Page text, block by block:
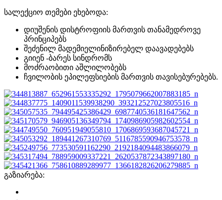
სალექციო თემები ეხებოდა:
დიუშენის დისტროფიის მართვის თანამედროვე
პრინციპებს
შეძენილ მადემიელინიზირებელ დაავადებებს
გიიენ -ბარეს სინდრომს
მოძრაობითი აშლილობებს
ჩვილობის ეპილეფსიების მართვის თავისებურებებს.
გაზიარება: